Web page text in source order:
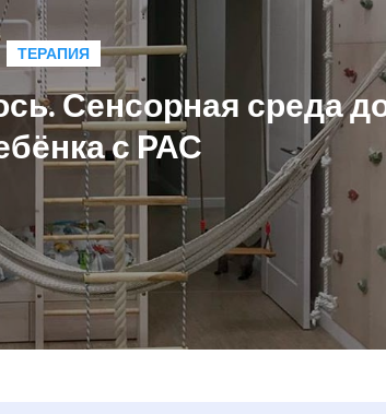
ТЕРАПИЯ
Сенсорная среда
с РАС